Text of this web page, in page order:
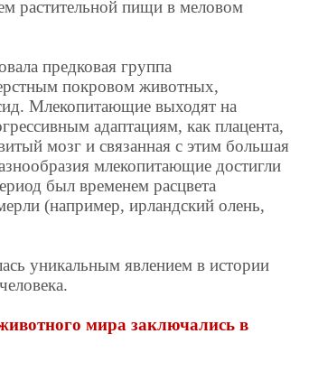
растительной пищи в меловом
предковая группа
покровом животных,
Млекопитающие выходят на
адаптациям, как плацента,
мозг и связанная с этим большая
млекопитающие достигли
был временем расцвета
(например, ирландский олень,
уникальным явлением в истории
мира заключались в